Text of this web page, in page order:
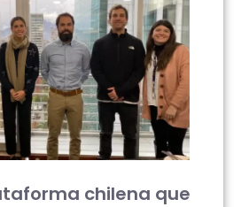
chilena que